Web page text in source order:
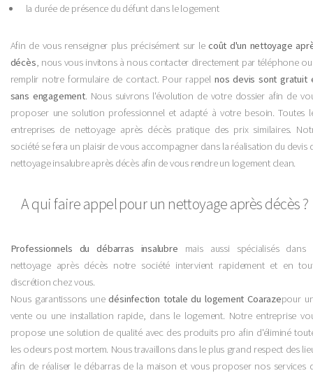
la durée de présence du défunt dans le logement
Afin de vous renseigner plus précisément sur lecoût d'un nettoyage
décès, nous vous invitons à nous contacter directement par téléphone
remplir notre formulaire de contact. Pour rappel nos devis sont gratuit
sans engagement. Nous suivrons l'évolution de votre dossier afin de
proposer une solution professionnel et adapté à votre besoin. Toutes
entreprises de nettoyage après décès pratique des prix similaires.
société se fera un plaisir de vous accompagner dans la réalisation du devis
nettoyage insalubre après décès afin de vous rendre un logement clean.
A qui faire appel pour un nettoyage après décès ?
Professionnels du débarras insalubre mais aussi spécialisés dans
nettoyage après décès notre société intervient rapidement et en
discrétion chez vous.
Nous garantissons unedésinfection totale du logement Coarazepour
vente ou une installation rapide, dans le logement. Notre entreprise
propose une solution de qualité avec des produits pro afin d'éliminé
les odeurs post mortem. Nous travaillons dans le plus grand respect des
afin de réaliser le débarras de la maison et vous proposer nos services